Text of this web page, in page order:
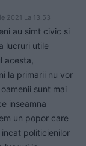
2021 La 13.53
au simt civic si
lucruri utile
acesta,
la primarii nu vor
sunt mai
inseamna
un popor care
politicienilor